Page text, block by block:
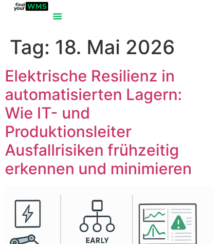
Tag: 18. Mai 2026
Elektrische Resilienz in
automatisierten Lagern:
Wie IT- und
Produktionsleiter
Ausfallrisiken frühzeitig
erkennen und minimieren